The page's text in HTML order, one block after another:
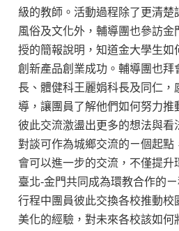
級的教師。活動過程除了更清楚
風俗及文化外，輔導團也參訪金
授的簡報說明，知道金大學生如
創新產品創業成功。輔導團也拜
長、體健科王麗娟科長及同仁，
導，讓團員了解他們如何努力推
彼此交流激盪出更多的想法與看
對談可作為城鄉交流的ㄧ個起點
會可以進一步的交流，不僅提升
臺北-金門共同成為環教合作的ㄧ
行程中團員彼此交換各校推動校
美化的經驗，對未來各校該如何